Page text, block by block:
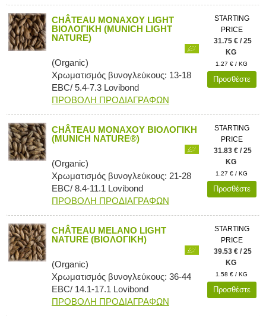
CHÂTEAU ΜΟΝΑΧΟΥ LIGHT
ΒΙΟΛΟΓΙΚΗ (MUNICH LIGHT
NATURE)
(Organic)
Χρωματισμός βυνογλεύκους: 13-18
EBC/ 5.4-7.3 Lovibond
ΠΡΟΒΟΛΗ ΠΡΟΔΙΑΓΡΑΦΩΝ
STARTING
PRICE
31.75 € / 25
KG
1.27 € / KG
Προσθέστε
CHÂTEAU ΜΟΝΑΧΟΥ ΒΙΟΛΟΓΙΚΗ
(MUNICH NATURE®)
(Organic)
Χρωματισμός βυνογλεύκους: 21-28
EBC/ 8.4-11.1 Lovibond
ΠΡΟΒΟΛΗ ΠΡΟΔΙΑΓΡΑΦΩΝ
STARTING
PRICE
31.83 € / 25
KG
1.27 € / KG
Προσθέστε
CHÂTEAU MELANO LIGHT
NATURE (ΒΙΟΛΟΓΙΚΗ)
(Organic)
Χρωματισμός βυνογλεύκους: 36-44
EBC/ 14.1-17.1 Lovibond
ΠΡΟΒΟΛΗ ΠΡΟΔΙΑΓΡΑΦΩΝ
STARTING
PRICE
39.53 € / 25
KG
1.58 € / KG
Προσθέστε